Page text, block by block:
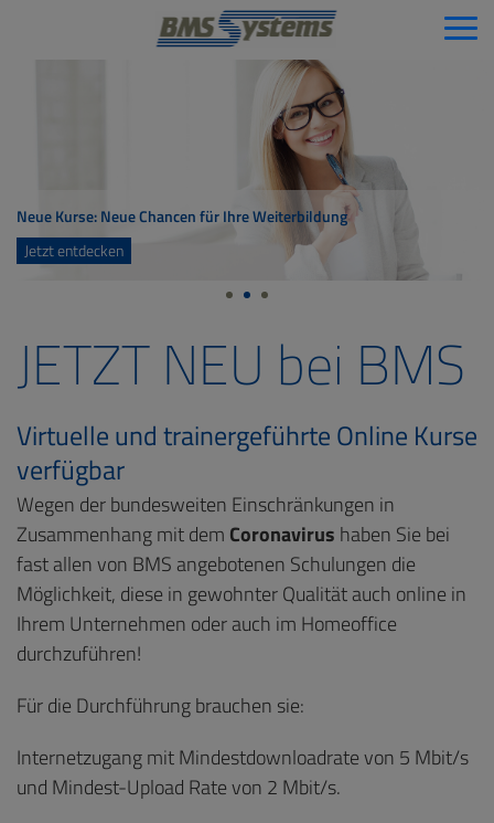
Neue Kurse: Neue Chancen für Ihre Weiterbildung
Jetzt entdecken
JETZT NEU bei BMS
Virtuelle und trainergeführte Online Kurse
verfügbar
Wegen der bundesweiten Einschränkungen in
Zusammenhang mit dem Coronavirus haben Sie bei
fast allen von BMS angebotenen Schulungen die
Möglichkeit, diese in gewohnter Qualität auch online in
Ihrem Unternehmen oder auch im Homeoffice
durchzuführen!
Für die Durchführung brauchen sie:
Internetzugang mit Mindestdownloadrate von 5 Mbit/s
und Mindest-Upload Rate von 2 Mbit/s.